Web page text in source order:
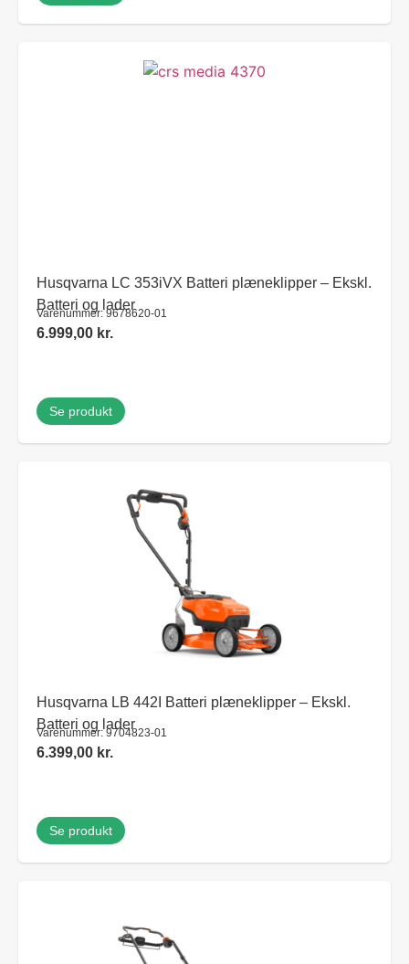
Husqvarna LC 353iVX Batteri plæneklipper – Ekskl.
Batteri og lader
Varenummer: 9678620-01
6.999,00 kr.
Se produkt
Husqvarna LB 442I Batteri plæneklipper – Ekskl.
Batteri og lader
Varenummer: 9704823-01
6.399,00 kr.
Se produkt